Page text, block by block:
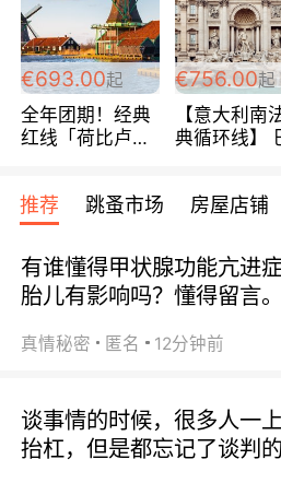
€693.00起
全年团期！经典
红线「荷比卢德
天！巴黎上下！
包拼房~
€756.00起
【意大利南
典循环线】 巴黎
宾馆 108欧/
推荐 跳蚤市场 房屋店铺
有谁懂得甲状腺功能亢进
胎儿有影响吗？懂得留言
真情秘密 匿名 12分钟前
谈事情的时候，很多人一
抬杠，但是都忘记了谈判